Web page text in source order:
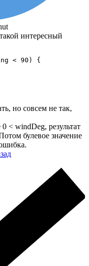
интересный
< 90) {
но совсем не так,
< windDeg, результат
булевое значение